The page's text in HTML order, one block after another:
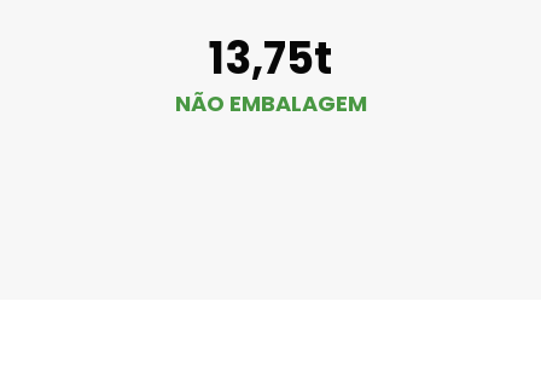
13,75t
NÃO EMBALAGEM